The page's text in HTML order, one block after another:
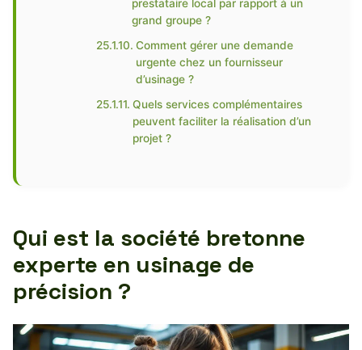
prestataire local par rapport à un
grand groupe ?
Comment gérer une demande
urgente chez un fournisseur
d’usinage ?
Quels services complémentaires
peuvent faciliter la réalisation d’un
projet ?
Qui est la société bretonne
experte en usinage de
précision ?